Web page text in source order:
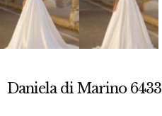
Daniela di Marino 6433